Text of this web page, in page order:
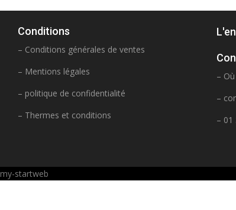
Conditions
– Conditions générales de ventes
– Mentions légales
– politique de confidentialité
– Thermes et conditions
–
–
– 01
my-startweb